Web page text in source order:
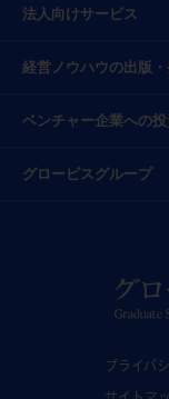
法人向けサービス
経営ノウハウの出版
ベンチャー企業への
グロービスグループ
プライバ